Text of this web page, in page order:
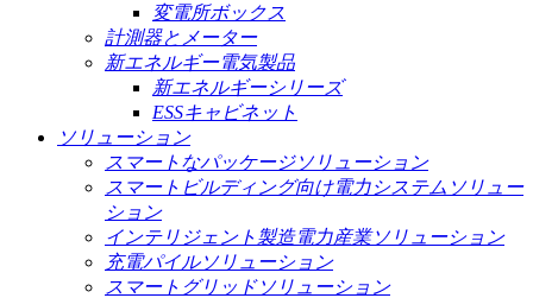
変電所ボックス
計測器とメーター
新エネルギー電気製品
新エネルギーシリーズ
ESSキャビネット
ソリューション
スマートなパッケージソリューション
スマートビルディング向け電力システムソリュー
ション
インテリジェント製造電力産業ソリューション
充電パイルソリューション
スマートグリッドソリューション